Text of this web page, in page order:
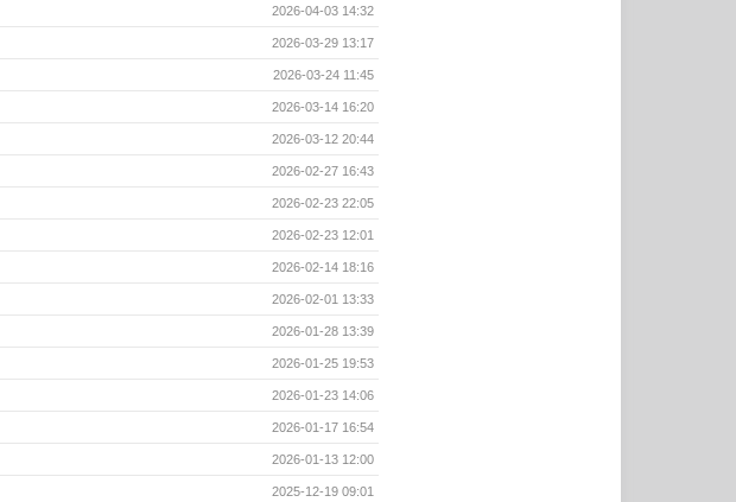
2026-04-03 14:32
2026-03-29 13:17
2026-03-24 11:45
2026-03-14 16:20
2026-03-12 20:44
2026-02-27 16:43
2026-02-23 22:05
2026-02-23 12:01
2026-02-14 18:16
2026-02-01 13:33
2026-01-28 13:39
2026-01-25 19:53
2026-01-23 14:06
2026-01-17 16:54
2026-01-13 12:00
2025-12-19 09:01